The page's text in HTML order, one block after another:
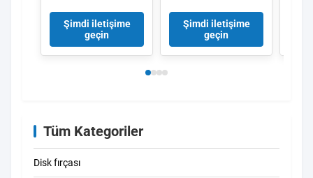
dayanıklı tekstil
uygulamaları için
yüksek saflıklı tunç
Şimdi iletişime
geçin
Özelleştirilebilir Kıl
Yüksekliğine Sahip,
Aşınmaya Dayanıklı
Şimdi iletişime
geçin
Tüm Kategoriler
Disk fırçası